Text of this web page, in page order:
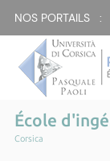
NOS PORTAILS :
École
Corsica